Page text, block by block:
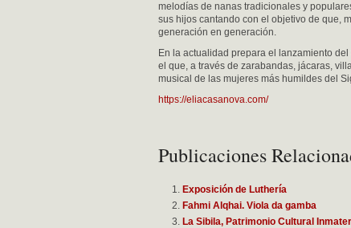
melodías de nanas tradicionales y
sus hijos cantando con el objetivo de que,
generación en generación.
En la actualidad prepara el lanzamiento
el que, a través de zarabandas, jácaras,
musical de las mujeres más humildes del
https://eliacasanova.com/
Publicaciones
Exposición de Luthería
Fahmi Alqhai. Viola da gamba
La Sibila, Patrimonio Cultural